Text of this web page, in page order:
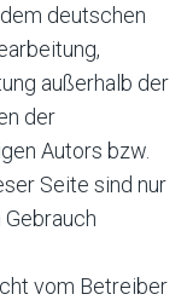
deutschen
außerhalb der
der
Autors bzw.
Seite sind nur
vom Betreiber